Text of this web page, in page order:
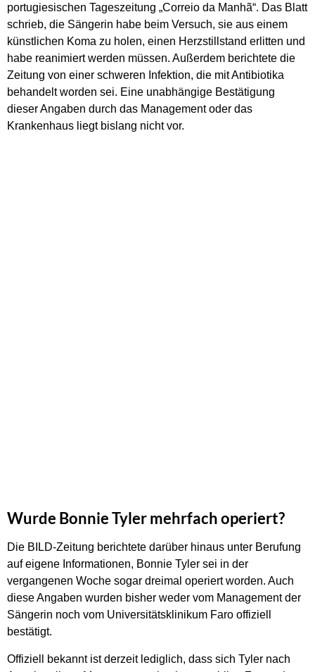
portugiesischen Tageszeitung „Correio da Manhã“. Das Blatt
schrieb, die Sängerin habe beim Versuch, sie aus einem
künstlichen Koma zu holen, einen Herzstillstand erlitten und
habe reanimiert werden müssen. Außerdem berichtete die
Zeitung von einer schweren Infektion, die mit Antibiotika
behandelt worden sei. Eine unabhängige Bestätigung
dieser Angaben durch das Management oder das
Krankenhaus liegt bislang nicht vor.
Wurde Bonnie Tyler mehrfach operiert?
Die BILD-Zeitung berichtete darüber hinaus unter Berufung
auf eigene Informationen, Bonnie Tyler sei in der
vergangenen Woche sogar dreimal operiert worden. Auch
diese Angaben wurden bisher weder vom Management der
Sängerin noch vom Universitätsklinikum Faro offiziell
bestätigt.
Offiziell bekannt ist derzeit lediglich, dass sich Tyler nach